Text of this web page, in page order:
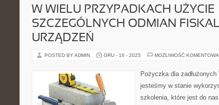
W WIELU PRZYPADKACH UŻYCIE
SZCZEGÓLNYCH ODMIAN
URZĄDZEŃ
POSTED BY ADMIN GRU - 16 - 2025 MOŻLIWOŚĆ
Pożyczka dla
jesteśmy w stanie
szkolenia, które jest do